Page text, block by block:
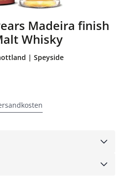
Madeira finish
Whisky
| Speyside